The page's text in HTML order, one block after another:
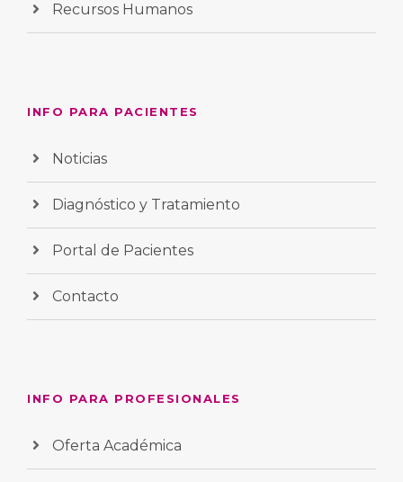
Recursos Humanos
INFO PARA PACIENTES
Noticias
Diagnóstico y Tratamiento
Portal de Pacientes
Contacto
INFO PARA PROFESIONALES
Oferta Académica